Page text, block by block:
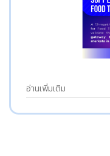
อ่านเพิ่มเติม